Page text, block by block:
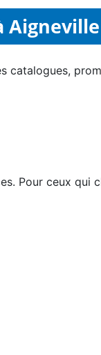
Aigneville
Pour ceux qui